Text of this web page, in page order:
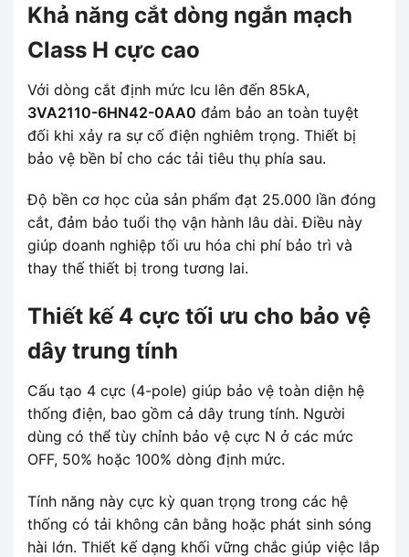
Khả năng cắt dòng ngắn mạch
Class H cực cao
Với dòng cắt định mức Icu lên đến 85kA,
3VA2110-6HN42-0AA0 đảm bảo an toàn tuyệt
đối khi xảy ra sự cố điện nghiêm trọng. Thiết bị
bảo vệ bền bỉ cho các tải tiêu thụ phía sau.
Độ bền cơ học của sản phẩm đạt 25.000 lần đóng
cắt, đảm bảo tuổi thọ vận hành lâu dài. Điều này
giúp doanh nghiệp tối ưu hóa chi phí bảo trì và
thay thế thiết bị trong tương lai.
Thiết kế 4 cực tối ưu cho bảo vệ
dây trung tính
Cấu tạo 4 cực (4-pole) giúp bảo vệ toàn diện hệ
thống điện, bao gồm cả dây trung tính. Người
dùng có thể tùy chỉnh bảo vệ cực N ở các mức
OFF, 50% hoặc 100% dòng định mức.
Tính năng này cực kỳ quan trọng trong các hệ
thống có tải không cân bằng hoặc phát sinh sóng
hài lớn. Thiết kế dạng khối vững chắc giúp việc lắp